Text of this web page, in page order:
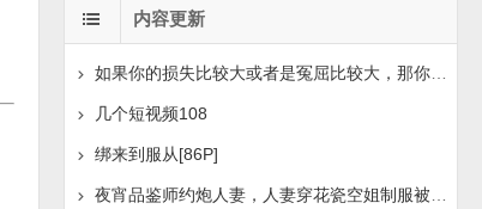
内容更新
如果你的损失比较大或者是冤屈比较大，那你想挽回损失或
几个短视频108
绑来到服从[86P]